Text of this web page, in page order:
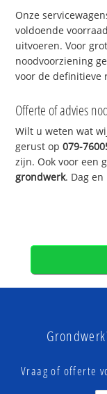
Onze
voldoende
uitvoeren. Voor
noodvoorziening
voor de definitieve
Offerte of advies
Wilt u weten wat
gerust op079-
zijn. Ook voor een
grondwerk. Dag
Vraag of offerte